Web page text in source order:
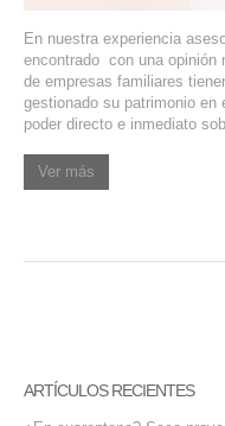
PAGINAS WEB PARA
PAGINA WEB CON
PAGINA WEB CON
PAGINAS WEB A MEDIDA
En nuestra experiencia
encontrado con una opinión
de empresas familiares
gestionado su patrimonio en
poder directo e inmediato
Ver más
ARTÍCULOS RECIENTES